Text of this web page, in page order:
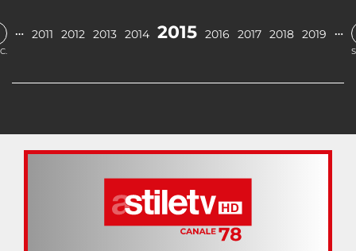
… 2011 2012 2013 2014 2015 2016 2017 2018 2019 …